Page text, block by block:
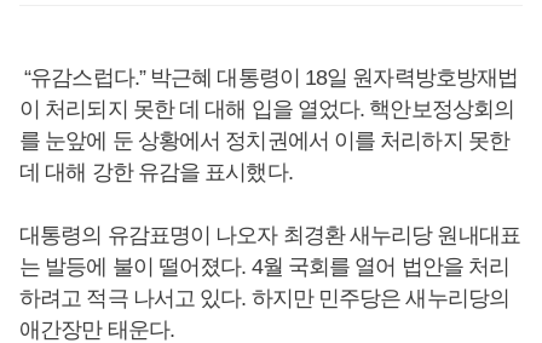
“유감스럽다.” 박근혜 대통령이 18일 원자력방호방재법
이 처리되지 못한 데 대해 입을 열었다. 핵안보정상회의
를 눈앞에 둔 상황에서 정치권에서 이를 처리하지 못한
데 대해 강한 유감을 표시했다.
대통령의 유감표명이 나오자 최경환 새누리당 원내대표
는 발등에 불이 떨어졌다. 4월 국회를 열어 법안을 처리
하려고 적극 나서고 있다. 하지만 민주당은 새누리당의
애간장만 태운다.